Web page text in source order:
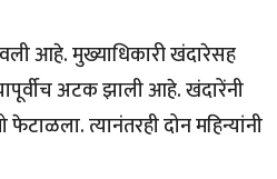
आहे. मुख्याधिकारी खंदारेसह
अटक झाली आहे. खंदारेंनी
त्यानंतरही दोन महिन्यांनी